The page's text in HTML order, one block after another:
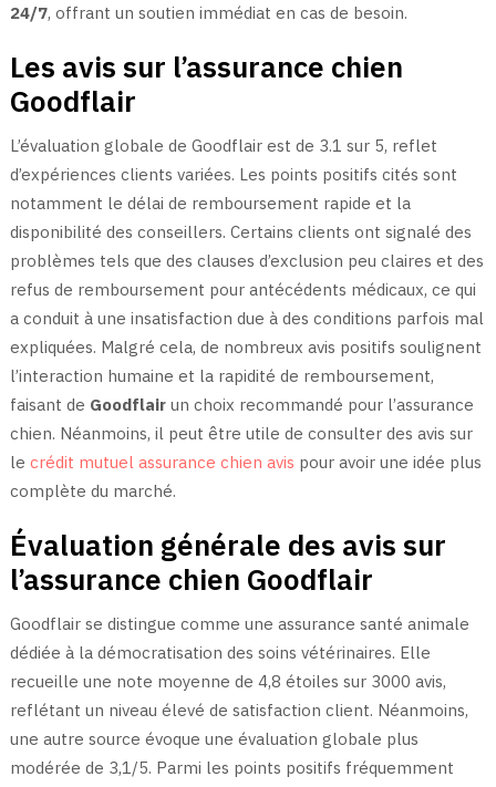
24/7, offrant un soutien immédiat en cas de besoin.
Les avis sur l’assurance chien
Goodflair
L’évaluation globale de Goodflair est de 3.1 sur 5, reflet
d’expériences clients variées. Les points positifs cités sont
notamment le délai de remboursement rapide et la
disponibilité des conseillers. Certains clients ont signalé des
problèmes tels que des clauses d’exclusion peu claires et des
refus de remboursement pour antécédents médicaux, ce qui
a conduit à une insatisfaction due à des conditions parfois mal
expliquées. Malgré cela, de nombreux avis positifs soulignent
l’interaction humaine et la rapidité de remboursement,
faisant de Goodflairun choix recommandé pour l’assurance
chien. Néanmoins, il peut être utile de consulter des avis sur
le crédit mutuel assurance chien avis pour avoir une idée plus
complète du marché.
Évaluation générale des avis sur
l’assurance chien Goodflair
Goodflair se distingue comme une assurance santé animale
dédiée à la démocratisation des soins vétérinaires. Elle
recueille une note moyenne de 4,8 étoiles sur 3000 avis,
reflétant un niveau élevé de satisfaction client. Néanmoins,
une autre source évoque une évaluation globale plus
modérée de 3,1/5. Parmi les points positifs fréquemment